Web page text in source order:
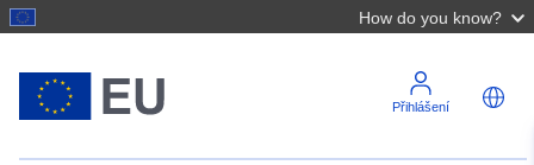
How do you know?
Přihlášení